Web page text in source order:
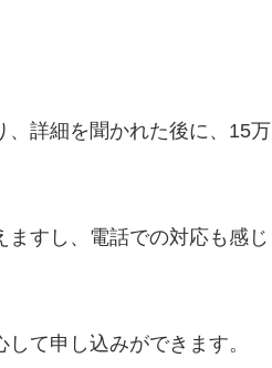
、詳細を聞かれた後に、15万
すし、電話での対応も感じ
て申し込みができます。